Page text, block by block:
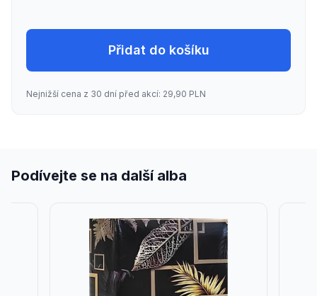
Přidat do košíku
Nejnižší cena z 30 dní před akcí: 29,90 PLN
Podívejte se na další alba